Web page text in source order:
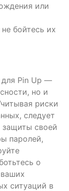
или
бойтесь их
для Pin Up —
но и
риски
следует
своей
паролей,
о
ситуаций в